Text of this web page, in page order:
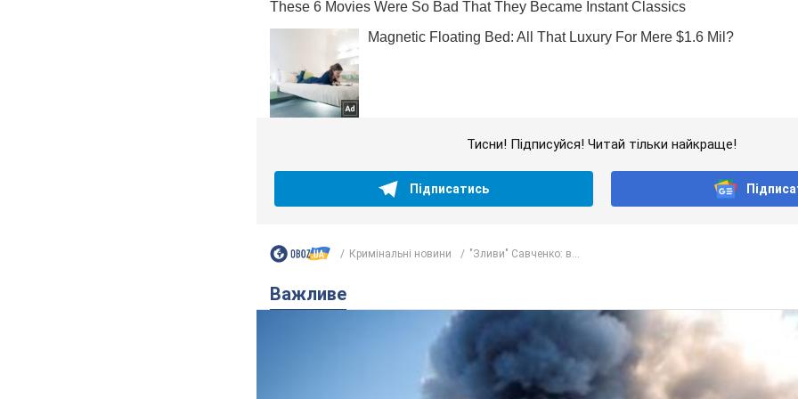
Тисни! Підписуйся! Читай тільки найкраще!
Підписатись
Кримінальні новини "Зливи" Савченко: в...
Важливе